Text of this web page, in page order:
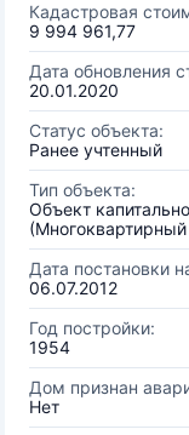
Кадастровая
9 994 961,77
Дата обновления
20.01.2020
Статус объекта:
Ранее учтенный
Тип объекта:
Объект
Дата постановки
06.07.2012
Год постройки:
1954
Дом признан
Нет